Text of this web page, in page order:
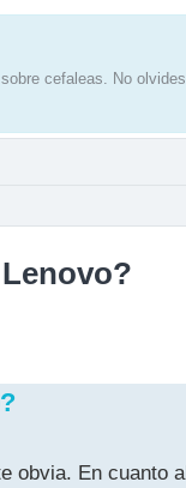
cefaleas. No
obvia. En cuanto